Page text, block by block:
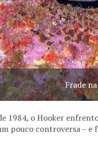
Frade
1984, o Hooker
pouco controversa –